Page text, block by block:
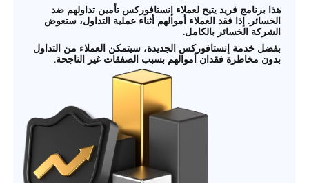
هذا برنامج فريد يتيح لعملاء إنستافوركس تأمين تداولهم ضد
الخسائر. إذا فقد العملاء أموالهم أثناء عملية التداول، ستعوض
الشركة الخسائر بالكامل.
بفضل خدمة إنستافوركس الجديدة، سيتمكن العملاء من التداول
بدون مخاطرة فقدان أموالهم بسبب الصفقات غير الناجحة.